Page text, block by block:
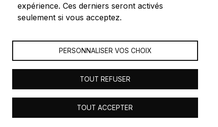
expérience. Ces derniers seront activés
seulement si vous acceptez.
PERSONNALISER VOS CHOIX
TOUT REFUSER
TOUT ACCEPTER